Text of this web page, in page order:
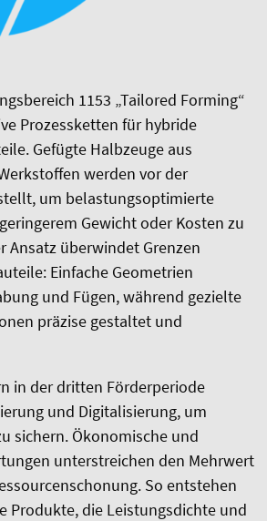
1153 „Tailored Forming“
Prozessketten für hybride
Gefügte Halbzeuge aus
werden vor der
um belastungsoptimierte
Gewicht oder Kosten zu
Ansatz überwindet Grenzen
Einfache Geometrien
und Fügen, während gezielte
präzise gestaltet und
in der dritten Förderperiode
und Digitalisierung, um
sichern. Ökonomische und
unterstreichen den Mehrwert
So entstehen
Produkte, die Leistungsdichte und